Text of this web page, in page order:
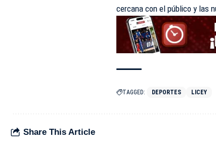
cercana con el público y las
TAGGED: DEPORTES LICEY
Share This Article